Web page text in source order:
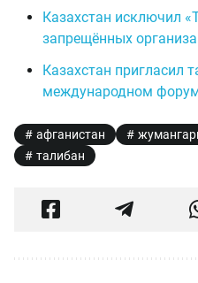
Казахстан исключил
запрещённых
Казахстан пригласил
международном
афганистан
талибан